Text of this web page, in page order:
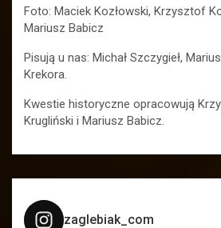
Foto: Maciek Kozłowski, Krzysztof
Mariusz Babicz
Pisują u nas: Michał Szczygieł,
Krekora.
Kwestie historyczne opracowują
Krugliński i Mariusz Babicz.
zaglebiak_com